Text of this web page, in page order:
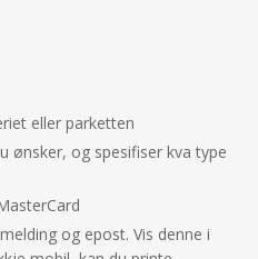
eller parketten
ønsker, og spesifiser kva type
og epost. Vis denne i